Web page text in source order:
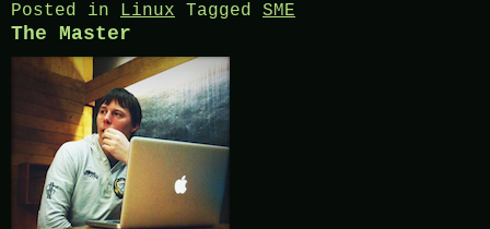
Posted in Linux Tagged SME
The Master